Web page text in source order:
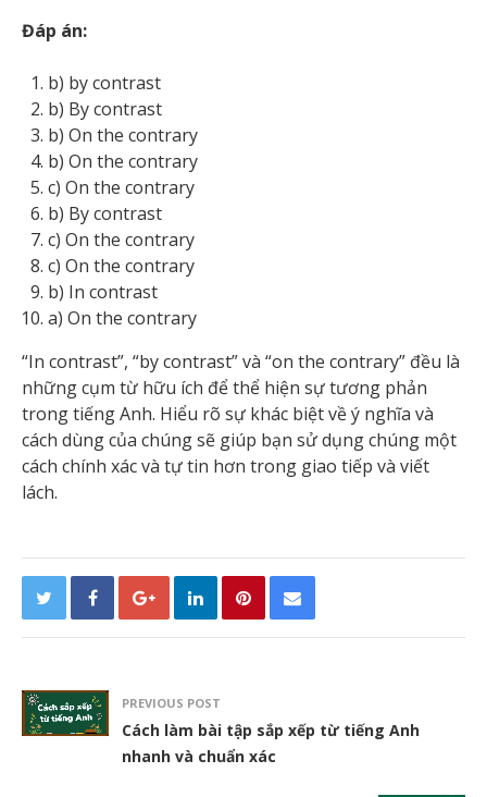
Đáp án:
b) by contrast
b) By contrast
b) On the contrary
b) On the contrary
c) On the contrary
b) By contrast
c) On the contrary
c) On the contrary
b) In contrast
a) On the contrary
“In contrast”, “by contrast” và “on the contrary” đều là
những cụm từ hữu ích để thể hiện sự tương phản
trong tiếng Anh. Hiểu rõ sự khác biệt về ý nghĩa và
cách dùng của chúng sẽ giúp bạn sử dụng chúng một
cách chính xác và tự tin hơn trong giao tiếp và viết
lách.
PREVIOUS POST
Cách làm bài tập sắp xếp từ tiếng Anh
nhanh và chuẩn xác